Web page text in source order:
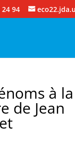
24 94
à la
de Jean